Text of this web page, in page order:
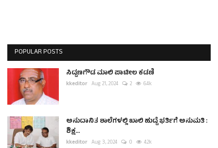
POPULAR POSTS
ಸಿದ್ದಣಗೌಡ ಮಾಲಿ ಪಾಟೀಲ ಕಡಣಿ
kkeditor Aug 21, 2024 2 6.4k
ಅನುದಾನಿತ ಶಾಲೆಗಳಲ್ಲಿ ಖಾಲಿ ಹುದ್ದೆ ಭರ್ತಿಗೆ ಅನುಮತಿ :
ಶಿಕ್ಷ...
kkeditor Aug 3, 2024 0 4.2k